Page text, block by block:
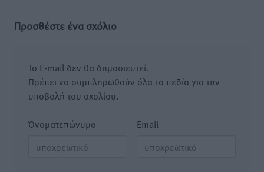
Προσθέστε ένα σχόλιο
Το E-mail δεν θα δημοσιευτεί.
Πρέπει να συμπληρωθούν όλα τα πεδία για την
υποβολή του σχολίου.
Όνοματεπώνυμο Email